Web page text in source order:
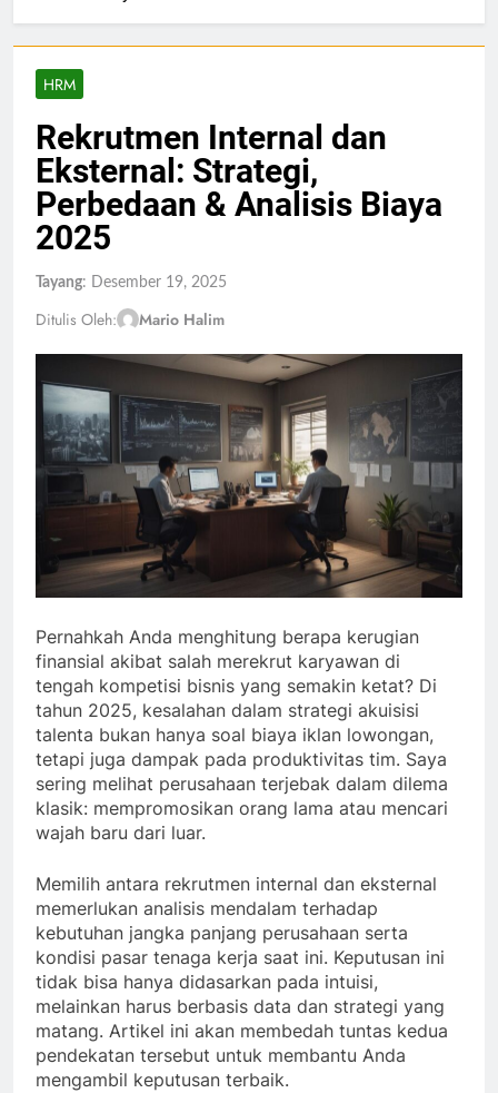
HRM
Rekrutmen Internal dan
Eksternal: Strategi,
Perbedaan & Analisis Biaya
2025
Tayang: Desember 19, 2025
Ditulis Oleh: Mario Halim
Pernahkah Anda menghitung berapa kerugian
finansial akibat salah merekrut karyawan di
tengah kompetisi bisnis yang semakin ketat? Di
tahun 2025, kesalahan dalam strategi akuisisi
talenta bukan hanya soal biaya iklan lowongan,
tetapi juga dampak pada produktivitas tim. Saya
sering melihat perusahaan terjebak dalam dilema
klasik: mempromosikan orang lama atau mencari
wajah baru dari luar.
Memilih antara rekrutmen internal dan eksternal
memerlukan analisis mendalam terhadap
kebutuhan jangka panjang perusahaan serta
kondisi pasar tenaga kerja saat ini. Keputusan ini
tidak bisa hanya didasarkan pada intuisi,
melainkan harus berbasis data dan strategi yang
matang. Artikel ini akan membedah tuntas kedua
pendekatan tersebut untuk membantu Anda
mengambil keputusan terbaik.